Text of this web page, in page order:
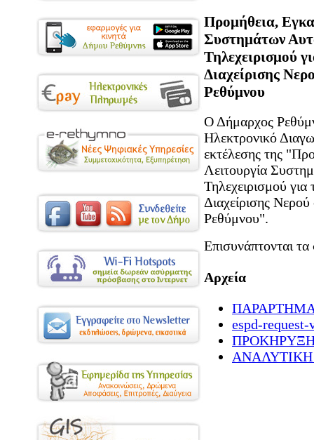
Προμήθεια,
Συστημάτων
Τηλεχειρισμού
Διαχείρισης
Ρεθύμνου
Ο Δήμαρχος
Ηλεκτρονικό
εκτέλεσης της
Λειτουργία
Τηλεχειρισμού
Διαχείρισης
Ρεθύμνου".
Επισυνάπτονται τα
Αρχεία
espd-